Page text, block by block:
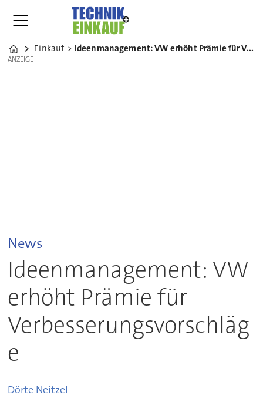
Home
Einkauf Ideenmanagement: VW erhöht Prämie für Verbesserungsvorschläge
ANZEIGE
ANZEIGE
News
Ideenmanagement: VW
erhöht Prämie für
Verbesserungsvorschläg
e
Dörte Neitzel